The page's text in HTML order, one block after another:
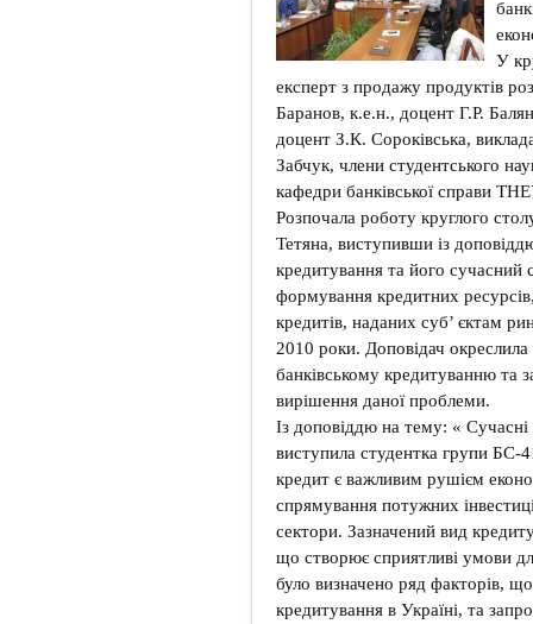
У
експерт з продажу продуктів
Баранов, к.е.н., доцент Г.Р.
доцент З.К. Сороківська,
Забчук, члени студентського
кафедри банківської справи
Розпочала роботу круглого
Тетяна, виступивши із
кредитування та його сучасний
формування кредитних
кредитів, наданих суб’ єктам
2010 роки. Доповідач
банківському кредитуванню та
вирішення даної проблеми.
Із доповіддю на тему: «
виступила студентка групи БС-
кредит є важливим рушієм
спрямування потужних
сектори. Зазначений вид
що створює сприятливі умови
було визначено ряд факторів,
кредитування в Україні, та